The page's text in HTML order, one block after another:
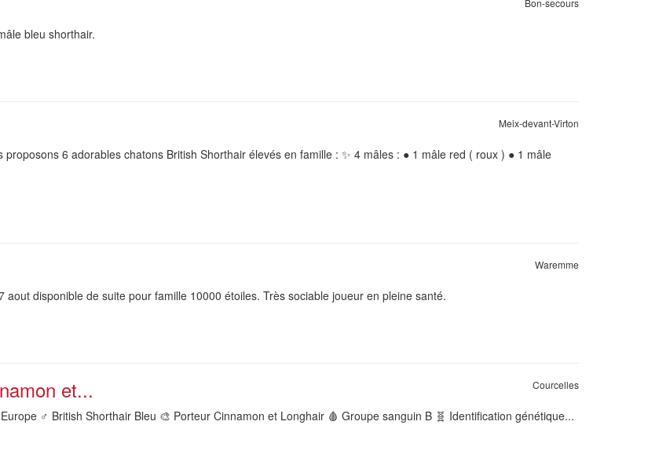
Bon-secours
bleu shorthair.
Meix-devant-Virton
6 adorables chatons British Shorthair élevés en famille : ✨ 4 mâles : ● 1 mâle red ( roux ) ● 1 mâle
Waremme
aout disponible de suite pour famille 10000 étoiles. Très sociable joueur en pleine santé.
et... Courcelles
♂️ British Shorthair Bleu 🎨 Porteur Cinnamon et Longhair 🩸 Groupe sanguin B 🧬 Identification génétique...